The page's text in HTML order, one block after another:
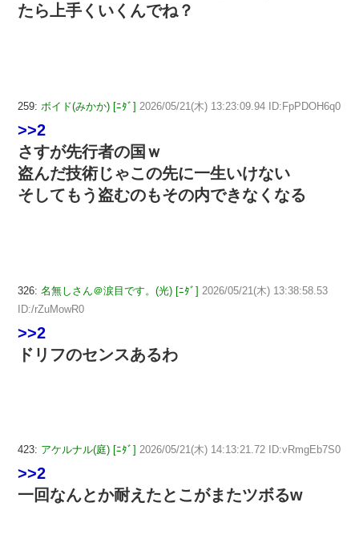
たら上手くいくんでね？
259: ボイド(みかか) [ﾆﾀﾞ] 2026/05/21(木) 13:23:09.94 ID:FpPDOH6q0
>>2
さすが先行者の国ｗ
盗んだ技術じゃこの先に一生いけない
そしてもう盗むのもその内できなくなる
326: 名無しさん＠涙目です。(光) [ﾆﾀﾞ] 2026/05/21(木) 13:38:58.53
ID:/rZuMowR0
>>2
ドリフのセンスあるわ
423: アケルナル(庭) [ﾆﾀﾞ] 2026/05/21(木) 14:13:21.72 ID:vRmgEb7S0
>>2
一回なんとか耐えたとこがまたツボるw